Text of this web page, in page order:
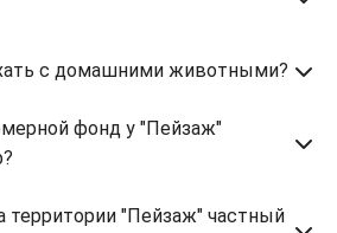
с домашними животными?
фонд у "Пейзаж"
территории "Пейзаж" частный